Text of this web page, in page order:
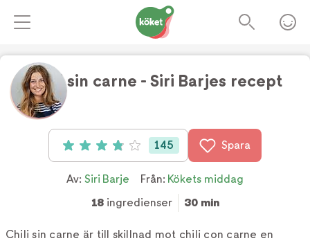
Chili sin carne - Siri Barjes recept
Betyg: 3.9 av 5 (145 röster)
145 Spara
Av: Siri Barje Från: Kökets middag
18ingredienser 30 min
Chili sin carne är till skillnad mot chili con carne en